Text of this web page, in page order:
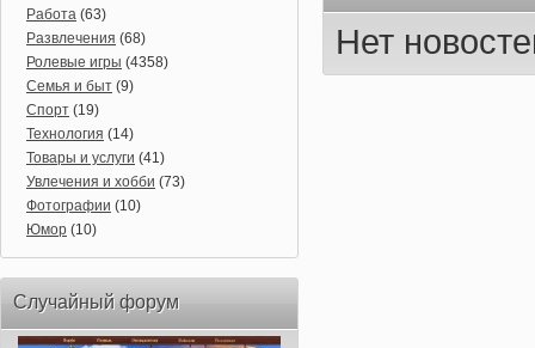
Работа (63)
Развлечения (68)
Ролевые игры (4358)
Семья и быт (9)
Спорт (19)
Технология (14)
Товары и услуги (41)
Увлечения и хобби (73)
Фотографии (10)
Юмор (10)
Случайный форум
Нет